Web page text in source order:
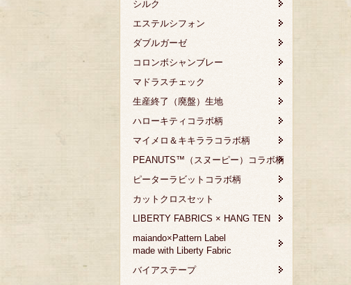
シルク
エステルシフォン
ダブルガーゼ
コロンボシャンブレー
マドラスチェック
生産終了（廃盤）生地
ハローキティコラボ柄
マイメロ＆キキララコラボ柄
PEANUTS™（スヌーピー）コラボ柄
ピーターラビットコラボ柄
カットクロスセット
LIBERTY FABRICS × HANG TEN
maiando×Pattern Label
made with Liberty Fabric
バイアステープ